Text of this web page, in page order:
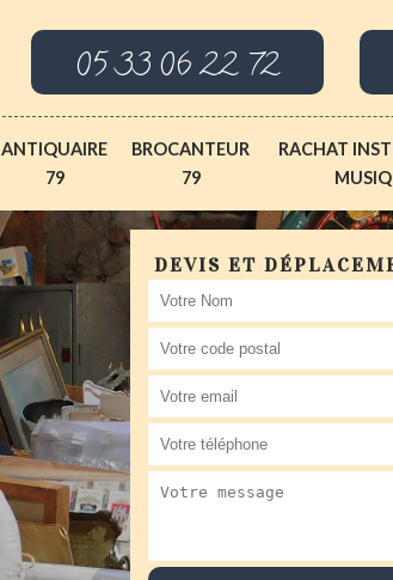
05 33 06 22 72
ANTIQUAIRE
79
BROCANTEUR
79
RACHAT
DEVIS ET